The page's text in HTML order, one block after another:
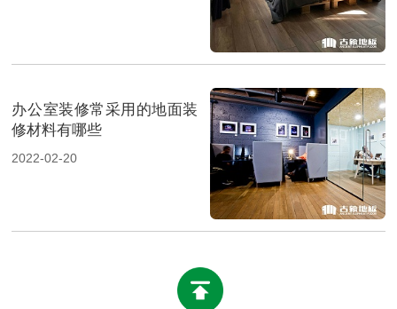
办公室装修常采用的地面装
修材料有哪些
2022-02-20